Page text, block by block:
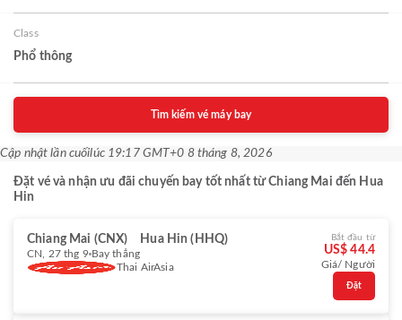
Class
Phổ thông
Tìm kiếm vé máy bay
Cập nhật lần cuốilúc 19:17 GMT+0 8 tháng 8, 2026
Đặt vé và nhận ưu đãi chuyến bay tốt nhất từ Chiang Mai đến Hua
Hin
Chiang Mai (CNX) Hua Hin (HHQ)
CN, 27 thg 9 Bay thẳng
Thai AirAsia
Bắt đầu từ
US$ 44.4
Giá/ Người
Đặt